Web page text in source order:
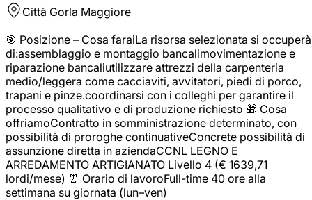
Città Gorla Maggiore
🎯 Posizione – Cosa faraiLa risorsa selezionata si occuperà
di:assemblaggio e montaggio bancalimovimentazione e
riparazione bancaliutilizzare attrezzi della carpenteria
medio/leggera come cacciaviti, avvitatori, piedi di porco,
trapani e pinze.coordinarsi con i colleghi per garantire il
processo qualitativo e di produzione richiesto 🎁 Cosa
offriamoContratto in somministrazione determinato, con
possibilità di proroghe continuativeConcrete possibilità di
assunzione diretta in aziendaCCNL LEGNO E
ARREDAMENTO ARTIGIANATO Livello 4 (€ 1639,71
lordi/mese) ⏰ Orario di lavoroFull-time 40 ore alla
settimana su giornata (lun–ven)